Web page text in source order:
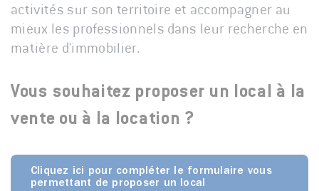
activités sur son territoire et accompagner au
mieux les professionnels dans leur recherche en
matière d'immobilier.
Vous souhaitez proposer un local à la
vente ou à la location ?
Cliquez ici pour compléter le formulaire vous
permettant de proposer un local